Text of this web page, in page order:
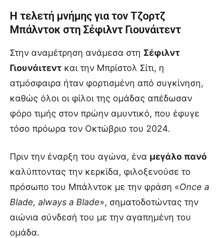
Η τελετή μνήμης για τον Τζορτζ
Μπάλντοκ στη Σέφιλντ Γιουνάιτεντ
Στην αναμέτρηση ανάμεσα στη Σέφιλντ
Γιουνάιτεντ και την Μπρίστολ Σίτι, η
ατμόσφαιρα ήταν φορτισμένη από συγκίνηση,
καθώς όλοι οι φίλοι της ομάδας απέδωσαν
φόρο τιμής στον πρώην αμυντικό, που έφυγε
τόσο πρόωρα τον Οκτώβριο του 2024.
Πριν την έναρξη του αγώνα, ένα μεγάλο πανό
καλύπτοντας την κερκίδα, φιλοξενούσε το
πρόσωπο του Μπάλντοκ με την φράση «Once a
Blade, always a Blade», σηματοδοτώντας την
αιώνια σύνδεσή του με την αγαπημένη του
ομάδα.